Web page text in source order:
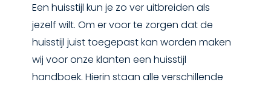
Een huisstijl kun je zo ver uitbreiden als
jezelf wilt. Om er voor te zorgen dat de
huisstijl juist toegepast kan worden maken
wij voor onze klanten een huisstijl
handboek. Hierin staan alle verschillende